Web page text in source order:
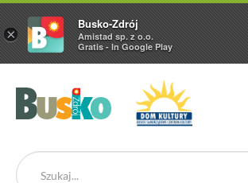
Busko Zdrój
×
Busko-Zdrój
Amistad sp. z o.o.
Gratis - In Google Play